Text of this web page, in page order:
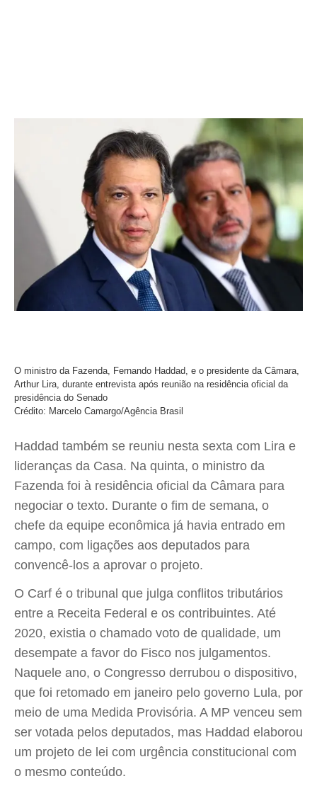
O ministro da Fazenda, Fernando Haddad, e o presidente da Câmara,
Arthur Lira, durante entrevista após reunião na residência oficial da
presidência do Senado
Crédito: Marcelo Camargo/Agência Brasil
Haddad também se reuniu nesta sexta com Lira e
lideranças da Casa. Na quinta, o ministro da
Fazenda foi à residência oficial da Câmara para
negociar o texto. Durante o fim de semana, o
chefe da equipe econômica já havia entrado em
campo, com ligações aos deputados para
convencê-los a aprovar o projeto.
O Carf é o tribunal que julga conflitos tributários
entre a Receita Federal e os contribuintes. Até
2020, existia o chamado voto de qualidade, um
desempate a favor do Fisco nos julgamentos.
Naquele ano, o Congresso derrubou o dispositivo,
que foi retomado em janeiro pelo governo Lula, por
meio de uma Medida Provisória. A MP venceu sem
ser votada pelos deputados, mas Haddad elaborou
um projeto de lei com urgência constitucional com
o mesmo conteúdo.